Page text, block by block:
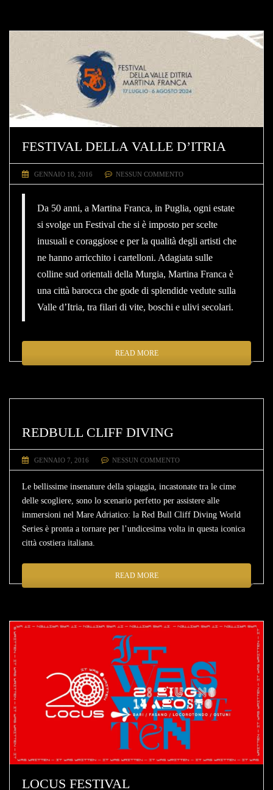
FESTIVAL DELLA VALLE D’ITRIA
GENNAIO 18, 2016 NESSUN COMMENTO
Da 50 anni, a Martina Franca, in Puglia, ogni estate
si svolge un Festival che si è imposto per scelte
inusuali e coraggiose e per la qualità degli artisti che
ne hanno arricchito i cartelloni. Adagiata sulle
colline sud orientali della Murgia, Martina Franca è
una città barocca che gode di splendide vedute sulla
Valle d’Itria, tra filari di vite, boschi e ulivi secolari.
READ MORE
REDBULL CLIFF DIVING
GENNAIO 7, 2016 NESSUN COMMENTO
Le bellissime insenature della spiaggia, incastonate tra le cime
delle scogliere, sono lo scenario perfetto per assistere alle
immersioni nel Mare Adriatico: la Red Bull Cliff Diving World
Series è pronta a tornare per l’undicesima volta in questa iconica
città costiera italiana.
READ MORE
LOCUS FESTIVAL